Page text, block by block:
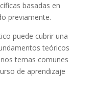
basadas en
previamente.
puede cubrir una
teóricos
temas comunes
de aprendizaje